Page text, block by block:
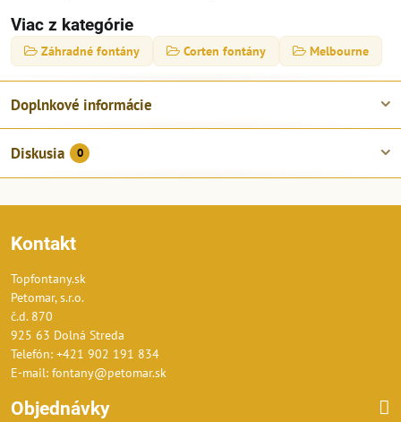
Viac z kategórie
Záhradné fontány Corten fontány Melbourne
Doplnkové informácie
Diskusia 0
Kontakt
Topfontany.sk
Petomar, s.r.o.
č.d. 870
925 63 Dolná Streda
Telefón: +421 902 191 834
E-mail: fontany@petomar.sk
Objednávky